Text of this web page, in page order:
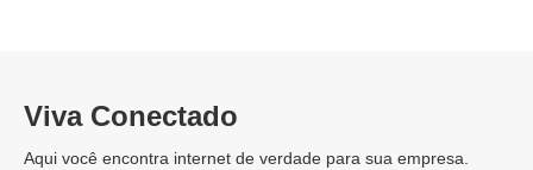
Viva Conectado
Aqui você encontra internet de verdade para sua empresa.